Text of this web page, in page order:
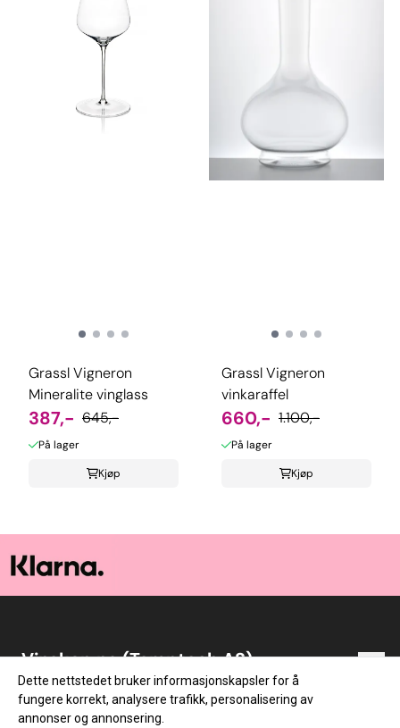
Grassl Vigneron
Mineralite vinglass
387,- 645,-
På lager
Kjøp
Grassl Vigneron
vinkaraffel
660,- 1.100,-
På lager
Kjøp
Vinskap.no (Temptech AS)
Vinskap.no er en norsk nettbutikk med vin som
lidenskap! Vi startet med netthandel i 2014. Lageret
Snarveier
Blogg
Dette nettstedet bruker informasjonskapsler for å
fungere korrekt, analysere trafikk, personalisering av
annonser og annonsering.